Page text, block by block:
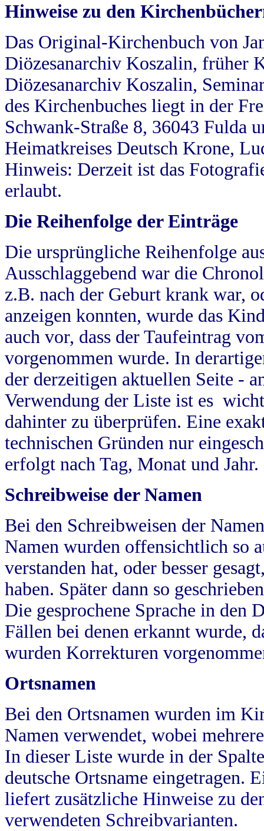
Hinweise zu den
Das Original-Kirchenbuch von
Diözesanarchiv Koszalin, früher
Diözesanarchiv Koszalin,
des Kirchenbuches liegt in der
Schwank-Straße 8, 36043 Fulda
Heimatkreises Deutsch Krone,
Hinweis: Derzeit ist das
erlaubt.
Die Reihenfolge der Einträge
Die ursprüngliche Reihenfolge
Ausschlaggebend war die
z.B. nach der Geburt krank war,
anzeigen konnten, wurde das
auch vor, dass der Taufeintrag
vorgenommen wurde. In
der derzeitigen aktuellen Seite -
Verwendung der Liste ist es
dahinter zu überprüfen. Eine
technischen Gründen nur
erfolgt nach Tag, Monat und Jahr.
Schreibweise der Namen
Bei den Schreibweisen der
Namen wurden offensichtlich so
verstanden hat, oder besser
haben. Später dann so
Die gesprochene Sprache in
Fällen bei denen erkannt wurde,
wurden Korrekturen
Ortsnamen
Bei den Ortsnamen wurden im
Namen verwendet, wobei
In dieser Liste wurde in der
deutsche Ortsname eingetragen.
liefert zusätzliche Hinweise zu
verwendeten Schreibvarianten.